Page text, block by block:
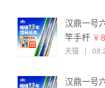
汉鼎一号
竿手杆 ¥
天猫 |
汉鼎一号